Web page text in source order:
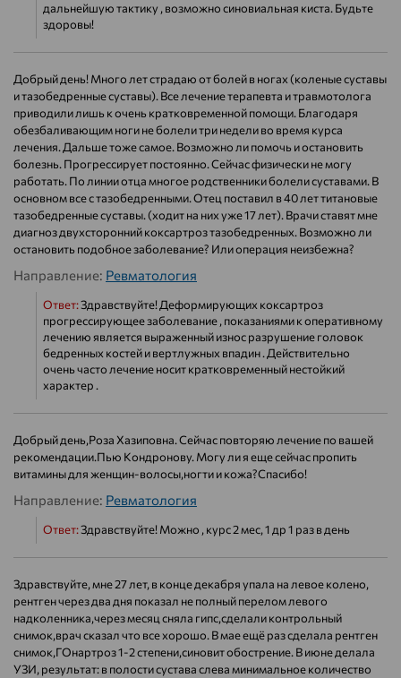
дальнейшую тактику , возможно синовиальная киста. Будьте
здоровы!
Добрый день! Много лет страдаю от болей в ногах (коленые суставы
и тазобедренные суставы). Все лечение терапевта и травмотолога
приводили лишь к очень кратковременной помощи. Благодаря
обезбаливающим ноги не болели три недели во время курса
лечения. Дальше тоже самое. Возможно ли помочь и остановить
болезнь. Прогрессирует постоянно. Сейчас физически не могу
работать. По линии отца многое родственники болели суставами. В
основном все с тазобедренными. Отец поставил в 40 лет титановые
тазобедренные суставы. (ходит на них уже 17 лет). Врачи ставят мне
диагноз двухсторонний коксартроз тазобедренных. Возможно ли
остановить подобное заболевание? Или операция неизбежна?
Направление: Ревматология
Ответ:Здравствуйте! Деформирующих коксартроз
прогрессирующее заболевание , показаниями к оперативному
лечению является выраженный износ разрушение головок
бедренных костей и вертлужных впадин . Действительно
очень часто лечение носит кратковременный нестойкий
характер .
Добрый день,Роза Хазиповна. Сейчас повторяю лечение по вашей
рекомендации.Пью Кондронову. Могу ли я еще сейчас пропить
витамины для женщин-волосы,ногти и кожа?Спасибо!
Направление: Ревматология
Ответ:Здравствуйте! Можно , курс 2 мес, 1 др 1 раз в день
Здравствуйте, мне 27 лет, в конце декабря упала на левое колено,
рентген через два дня показал не полный перелом левого
надколенника,через месяц сняла гипс,сделали контрольный
снимок,врач сказал что все хорошо. В мае ещё раз сделала рентген
снимок,ГОнартроз 1-2 степени,синовит обострение. В июне делала
УЗИ, результат: в полости сустава слева минимальное количество